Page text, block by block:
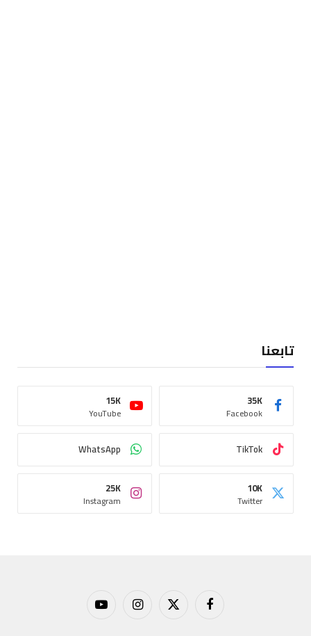
تابعنا
Facebook
35K
YouTube
15K
TikTok
WhatsApp
Twitter
10K
Instagram
25K
فيسبوك X الانستغراميوتيوب